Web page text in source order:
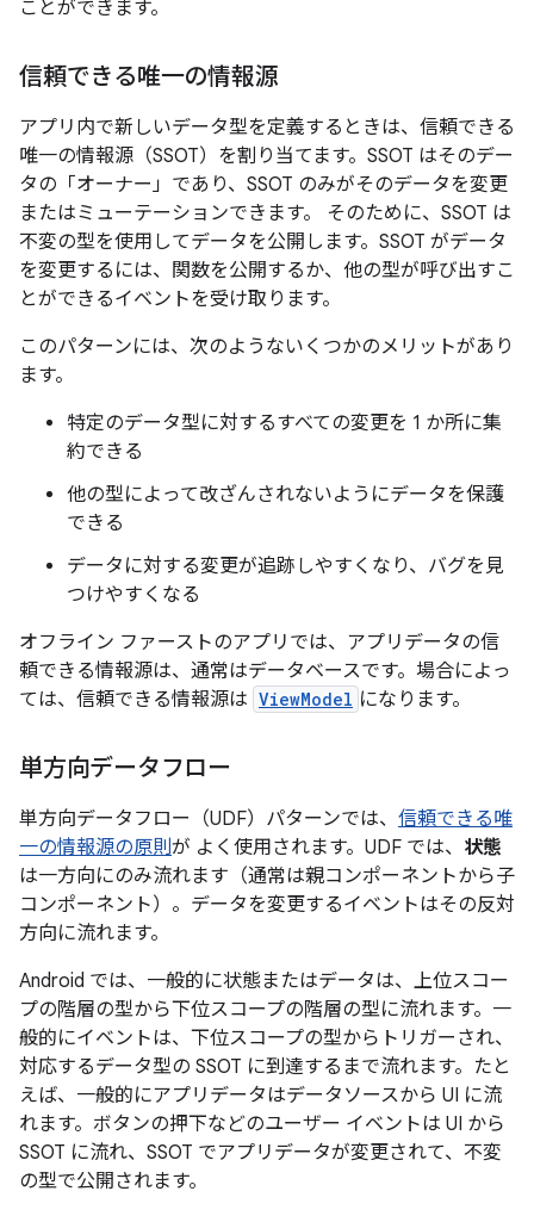
ことができます。
信頼できる唯一の情報源
アプリ内で新しいデータ型を定義するときは、信頼できる
唯一の情報源（SSOT）を割り当てます。SSOT はそのデー
タの「オーナー」であり、SSOT のみがそのデータを変更
またはミューテーションできます。 そのために、SSOT は
不変の型を使用してデータを公開します。SSOT がデータ
を変更するには、関数を公開するか、他の型が呼び出すこ
とができるイベントを受け取ります。
このパターンには、次のようないくつかのメリットがあり
ます。
特定のデータ型に対するすべての変更を 1 か所に集
約できる
他の型によって改ざんされないようにデータを保護
できる
データに対する変更が追跡しやすくなり、バグを見
つけやすくなる
オフライン ファーストのアプリでは、アプリデータの信
頼できる情報源は、通常はデータベースです。場合によっ
ては、信頼できる情報源は ViewModel になります。
単方向データフロー
単方向データフロー（UDF）パターンでは、 信頼できる唯
一の情報源の原則が よく使用されます。UDF では、 状態
は一方向にのみ流れます（通常は親コンポーネントから子
コンポーネント）。データを変更するイベントはその反対
方向に流れます。
Android では、一般的に状態またはデータは、上位スコー
プの階層の型から下位スコープの階層の型に流れます。一
般的にイベントは、下位スコープの型からトリガーされ、
対応するデータ型の SSOT に到達するまで流れます。たと
えば、一般的にアプリデータはデータソースから UI に流
れます。ボタンの押下などのユーザー イベントは UI から
SSOT に流れ、SSOT でアプリデータが変更されて、不変
の型で公開されます。